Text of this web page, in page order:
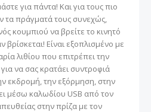
για πάντα! Και για τους πιο
τα πράγματά τους συνεχώς,
κουμπιού να βρείτε το κινητό
Είναι εξοπλισμένο με
λιθίου που επιτρέπει την
να σας κρατάει συντροφιά
εκδρομή, την εξόρμηση, στην
μέσω καλωδίου USB από τον
στην πρίζα με τον